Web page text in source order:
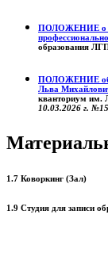
ПОЛОЖЕНИЕ о
образования
ПОЛОЖЕНИЕ об
Льва
кванториум
10.03.2026 г.
1.7 Коворкинг (Зал)
1.9 Студия для записи